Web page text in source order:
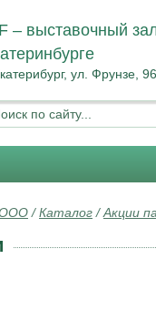
– выставочный
ул. Фрунзе, 96
ООО /Каталог /Акции